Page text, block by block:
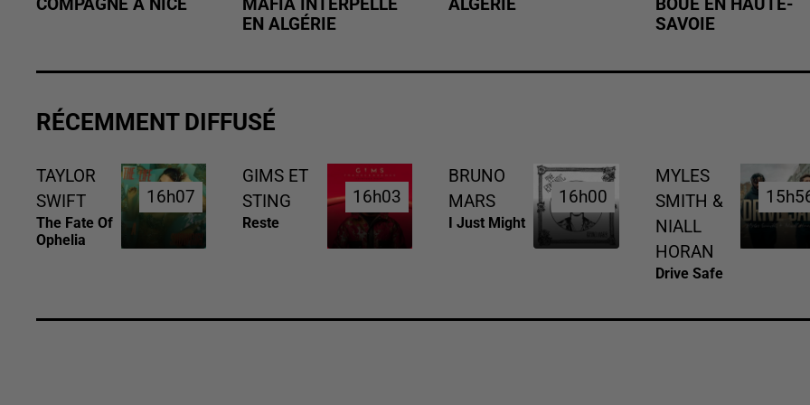
COMPAGNE À NICE
MAFIA INTERPELLÉ
EN ALGÉRIE
ALGÉRIE
BOUE EN HAUTE-
SAVOIE
RÉCEMMENT DIFFUSÉ
TAYLOR
SWIFT
The Fate Of
Ophelia
16h07
16h07
GIMS ET
STING
Reste
16h03
16h03
BRUNO
MARS
I Just Might
16h00
16h00
MYLES
SMITH &
NIALL
HORAN
Drive Safe